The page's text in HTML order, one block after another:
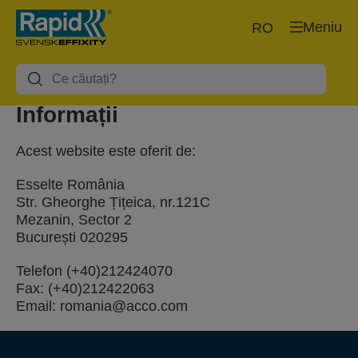
Meniu
RO
Informații
Acest website este oferit de:
Esselte România
Str. Gheorghe Țițeica, nr.121C
Mezanin, Sector 2
București 020295
Telefon (+40)212424070
Fax: (+40)212422063
Email: romania@acco.com